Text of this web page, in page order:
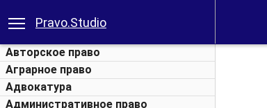
Pravo.Studio
Авторское право
Аграрное право
Адвокатура
Административное право